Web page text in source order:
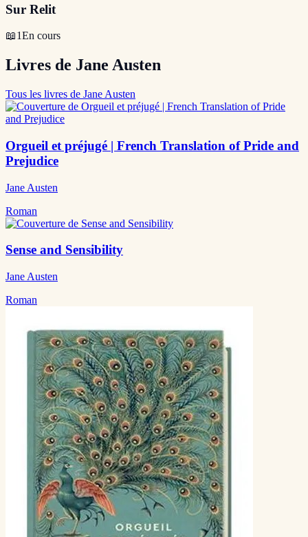
Sur Relit
📖1En cours
Livres de Jane Austen
Tous les livres de Jane Austen
Orgueil et préjugé | French Translation of Pride and
Prejudice
Jane Austen
Roman
Sense and Sensibility
Jane Austen
Roman